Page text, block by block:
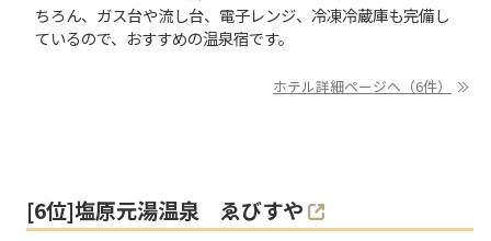
ちろん、ガス台や流し台、電子レンジ、冷凍冷蔵庫も完備し
ているので、おすすめの温泉宿です。
ホテル詳細ページへ（6件）
[6位]塩原元湯温泉 ゑびすや